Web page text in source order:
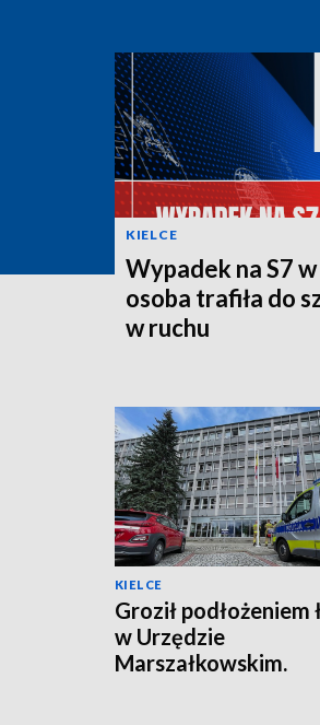
KIELCE
Wypadek na S7
osoba trafiła do
w ruchu
KIELCE
Groził podłożeniem
w Urzędzie
Marszałkowskim.